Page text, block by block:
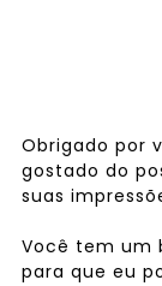
Obrigado por
gostado do
suas
Você tem um
para que eu